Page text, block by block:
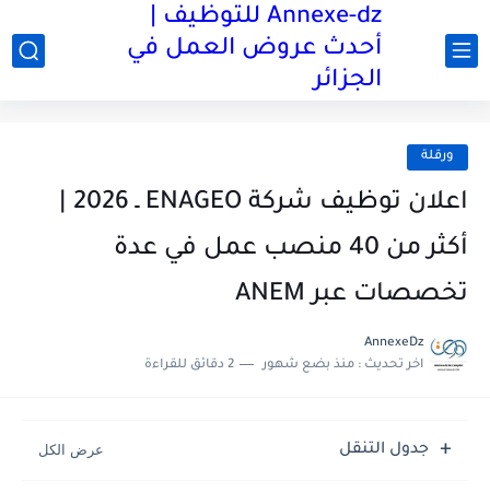
Annexe-dz للتوظيف |
أحدث عروض العمل في
الجزائر
ورقلة
أكثر من 40 منصب عمل في عدة
تخصصات عبر ANEM
AnnexeDz
اخر تحديث : منذ بضع شهور 2 دقائق للقراءة
جدول التنقل